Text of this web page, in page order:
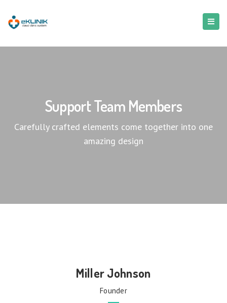
Support Team Members
Carefully crafted elements come together into one
amazing design
Miller Johnson
Founder